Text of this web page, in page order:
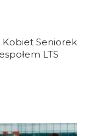
Seniorek
LTS